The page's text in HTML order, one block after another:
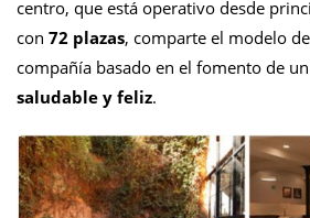
centro, que está operativo desde
con 72 plazas, comparte el modelo
compañía basado en el fomento de un
saludable y feliz.